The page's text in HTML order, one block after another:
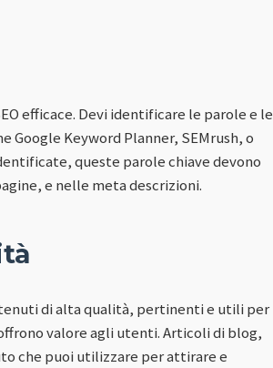
efficace. Devi identificare le parole e le
Keyword Planner, SEMrush, o
queste parole chiave devono
e nelle meta descrizioni.
di alta qualità, pertinenti e utili per
valore agli utenti. Articoli di blog,
che puoi utilizzare per attirare e